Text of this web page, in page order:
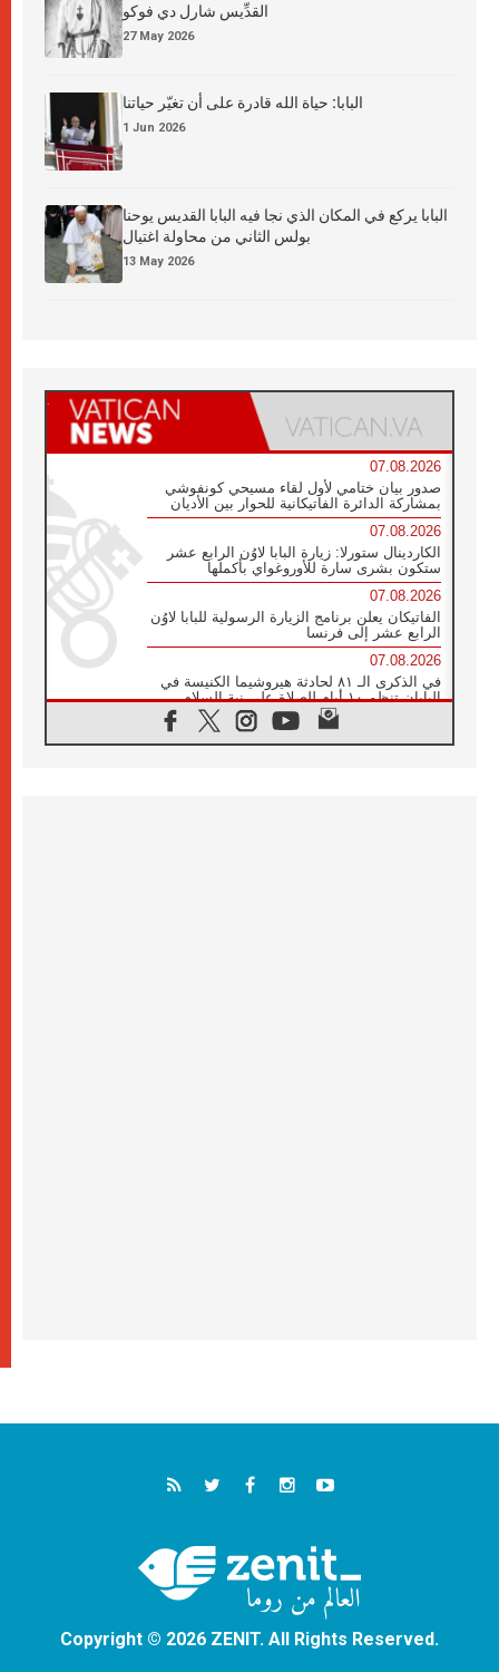
القدِّيس شارل دي فوكو
27 May 2026
البابا: حياة الله قادرة على أن تغيّر حياتنا
1 Jun 2026
البابا يركع في المكان الذي نجا فيه البابا القديس يوحنا
بولس الثاني من محاولة اغتيال
13 May 2026
07.08.2026
صدور بيان ختامي لأول لقاء مسيحي كونفوشي
بمشاركة الدائرة الفاتيكانية للحوار بين الأديان
07.08.2026
الكاردينال ستورلا: زيارة البابا لاوُن الرابع عشر
ستكون بشرى سارة للأوروغواي بأكملها
07.08.2026
الفاتيكان يعلن برنامج الزيارة الرسولية للبابا لاوُن
الرابع عشر إلى فرنسا
07.08.2026
في الذكرى الـ ٨١ لحادثة هيروشيما الكنيسة في
اليابان تنظم ١٠ أيام للصلاة على نية السلام
الكنيسة في الأوروغواي: زيارة البابا ستعزز
Copyright © 2026 ZENIT. All Rights Reserved.